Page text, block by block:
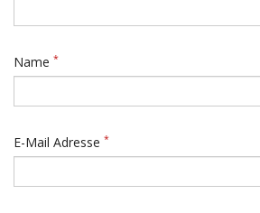
Name *
E-Mail Adresse *